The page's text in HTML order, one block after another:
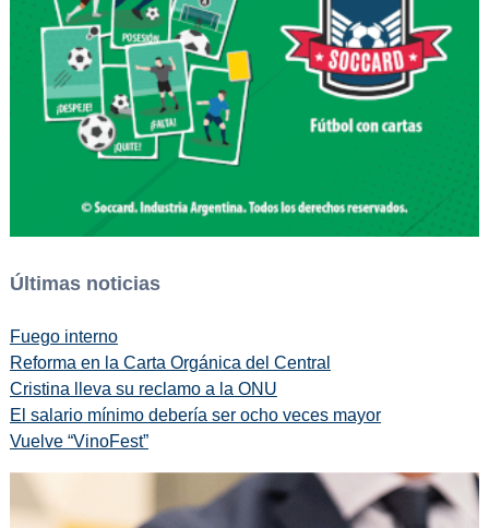
Últimas noticias
Fuego interno
Reforma en la Carta Orgánica del Central
Cristina lleva su reclamo a la ONU
El salario mínimo debería ser ocho veces mayor
Vuelve “VinoFest”